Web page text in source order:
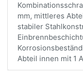
mm, mittleres
stabiler
Abteil innen mit 1